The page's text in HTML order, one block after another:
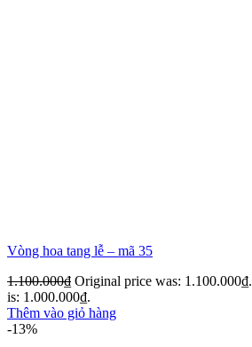
Vòng hoa tang lễ – mã 35
1.100.000₫ Original price was: 1.100.000₫.
is: 1.000.000₫.
Thêm vào giỏ hàng
-13%